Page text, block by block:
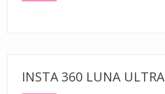
INSTA 360 LUNA ULTRA